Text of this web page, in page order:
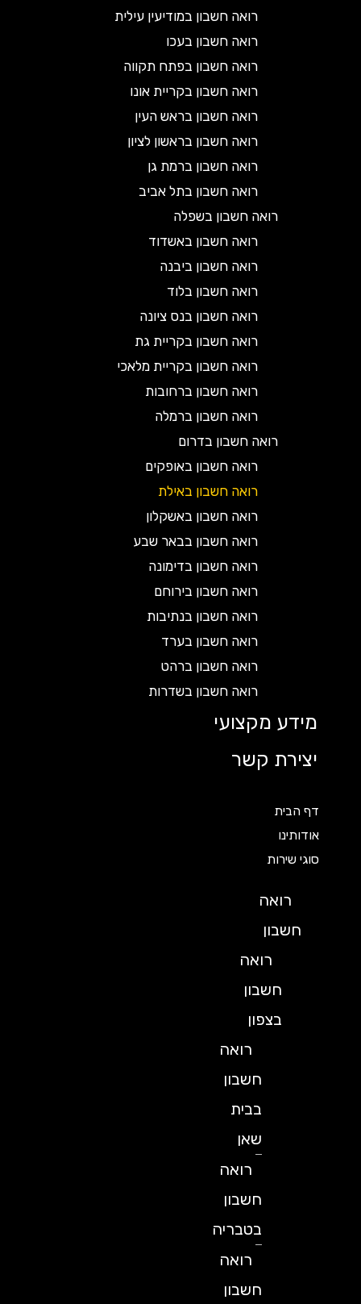
רואה חשבון במודיעין עילית
רואה חשבון בעכו
רואה חשבון בפתח תקווה
רואה חשבון בקריית אונו
רואה חשבון בראש העין
רואה חשבון בראשון לציון
רואה חשבון ברמת גן
רואה חשבון בתל אביב
רואה חשבון בשפלה
רואה חשבון באשדוד
רואה חשבון ביבנה
רואה חשבון בלוד
רואה חשבון בנס ציונה
רואה חשבון בקריית גת
רואה חשבון בקריית מלאכי
רואה חשבון ברחובות
רואה חשבון ברמלה
רואה חשבון בדרום
רואה חשבון באופקים
רואה חשבון באילת
רואה חשבון באשקלון
רואה חשבון בבאר שבע
רואה חשבון בדימונה
רואה חשבון בירוחם
רואה חשבון בנתיבות
רואה חשבון בערד
רואה חשבון ברהט
רואה חשבון בשדרות
מידע מקצועי
יצירת קשר
דף הבית
אודותינו
סוגי שירות
רואה
חשבון
רואה
חשבון
בצפון
רואה
חשבון
בבית
רואה
חשבון
בטבריה
רואה
חשבון